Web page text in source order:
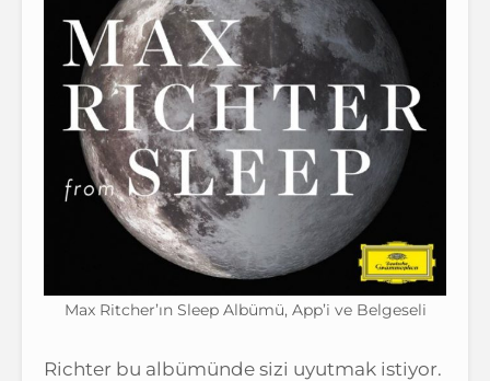
Max Ritcher’ın Sleep Albümü, App’i ve Belgeseli
Richter bu albümünde sizi uyutmak istiyor.